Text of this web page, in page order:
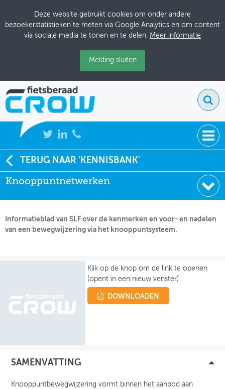
Deze website gebruikt cookies om onder andere
bezoekerstatistieken te meten via Google Analytics en om content
via sociale media te tonen en te delen. Meer informatie
Melding sluiten
NIEUWS
BIJEENKOMSTEN
KENNISBANK
ADRESSENBOEK
GEBRUIKER
TERUG NAAR 'KENNISBANK'
Knooppuntnetwerken
Soort:
Brochures & Flyers
Uitgever:
SLF
Informatieblad van SLF over de kenmerken en voor- en nadelen
van een bewegwijzering via het knooppuntsysteem.
Klik op de knop om de link te openen
(opent in een nieuw venster)
DOWNLOADEN
SAMENVATTING
Knooppuntbewegwijzering vormt binnen het aanbod aan